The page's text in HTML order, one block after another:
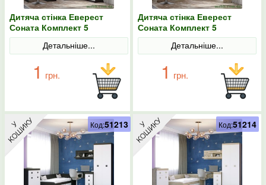
Дитяча стінка Еверест
Соната Комплект 5
(модульна - 4 елементи)
венге темний/білий
Детальніше...
1 грн.
Дитяча стінка Еверест
Соната Комплект 5
(модульна - 4 елементи)
дуб сонома/білий
Детальніше...
1 грн.
Код:51213 Код:51214